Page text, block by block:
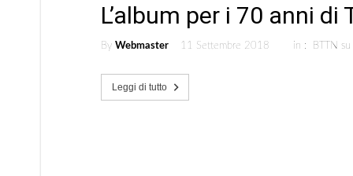
L’album per i 70 anni di
By Webmaster 11 Settembre 2018 in : BTTN su
Leggi di tutto